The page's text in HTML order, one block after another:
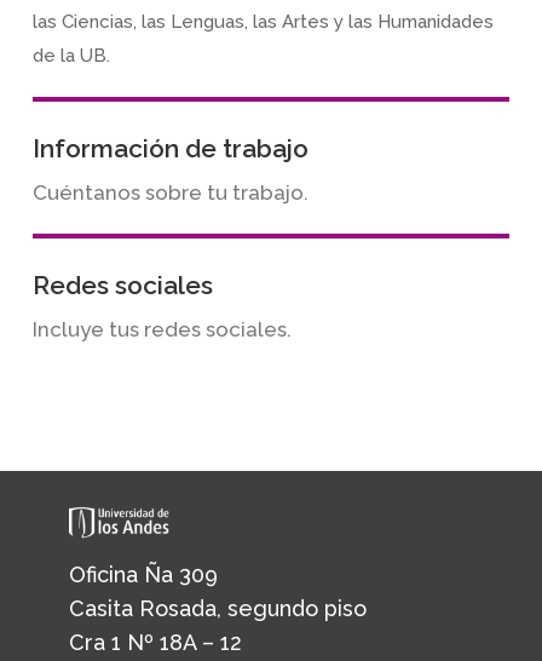
las Ciencias, las Lenguas, las Artes y las Humanidades
de la UB.
Información de trabajo
Cuéntanos sobre tu trabajo.
Redes sociales
Incluye tus redes sociales.
Oficina Ña 309
Casita Rosada, segundo piso
Cra 1 Nº 18A – 12